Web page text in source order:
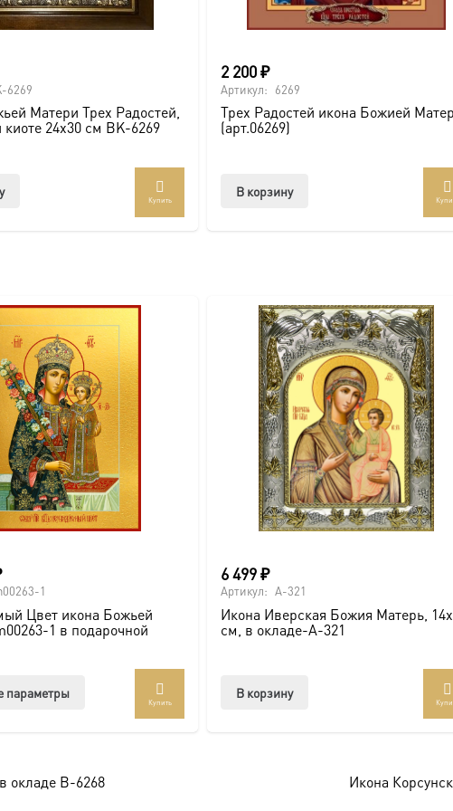
светом и напоминает о вечных ценностях.
6269
Матери Трех Радостей,
киоте 24х30 см BK-6269
Купить
2 200₽
Артикул: 6269
Трех Радостей икона Божией
(арт.06269)
В корзину
1
Цвет икона Божьей
1 в подарочной
параметры
Купить
6 499₽
Артикул: A-321
Икона Иверская Божия Матерь,
см, в окладе-A-321
В корзину
окладе B-6268 Икона